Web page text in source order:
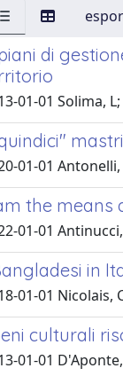
di
01-01 Solima,
01-01
the means
01-01
in
01-01 Nicolais,
culturali
01-01